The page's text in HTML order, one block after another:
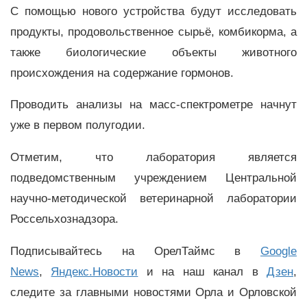
С помощью нового устройства будут исследовать
продукты, продовольственное сырьё, комбикорма, а
также биологические объекты животного
происхождения на содержание гормонов.
Проводить анализы на масс-спектрометре начнут
уже в первом полугодии.
Отметим, что лаборатория является
подведомственным учреждением Центральной
научно-методической ветеринарной лаборатории
Россельхознадзора.
Подписывайтесь на ОрелТаймс в Google
News, Яндекс.Новости и на наш канал вДзен,
следите за главными новостями Орла и Орловской